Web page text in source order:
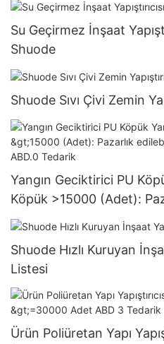
Su Geçirmez İnşaat
Shuode
Shuode Sıvı Çivi Zemin
Yangın Geciktirici PU
Köpük >15000 (Adet):
6000-29999 Adet ABD.0
Shuode Hızlı Kuruyan
Listesi
Ürün Poliüretan Yapı